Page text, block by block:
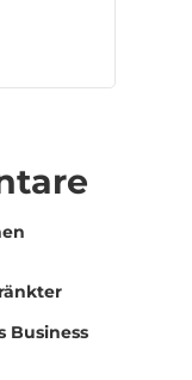
Business